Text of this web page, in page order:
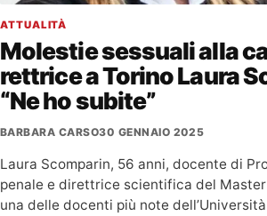
ATTUALITÀ
Molestie sessuali alla
rettrice a Torino Laura
“Ne ho subite”
BARBARA CARSO30 GENNAIO 2025
Laura Scomparin, 56 anni, docente di
penale e direttrice scientifica del
una delle docenti più note